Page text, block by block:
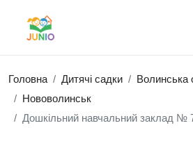
Головна Дитячі садки
Волинська
Нововолинськ
Дошкільний навчальний заклад №